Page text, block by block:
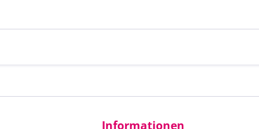
Informationen